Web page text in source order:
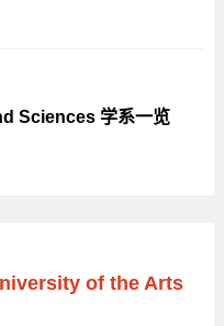
Sciences 学系一览
of the Arts